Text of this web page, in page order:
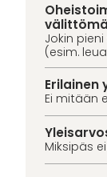
Jokin
(esim.
Erilainen
Ei mitään
Miksipäs ei